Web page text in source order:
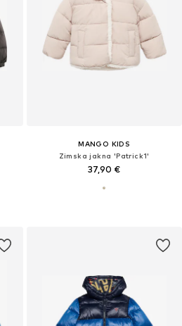
MANGO KIDS
Zimska jakna 'Patrick1'
37,90 €